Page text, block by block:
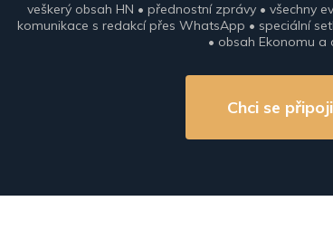
veškerý obsah HN • přednostní zprávy • všechny
komunikace s redakcí přes WhatsApp • speciální
• obsah Ekonomu a
Chci se